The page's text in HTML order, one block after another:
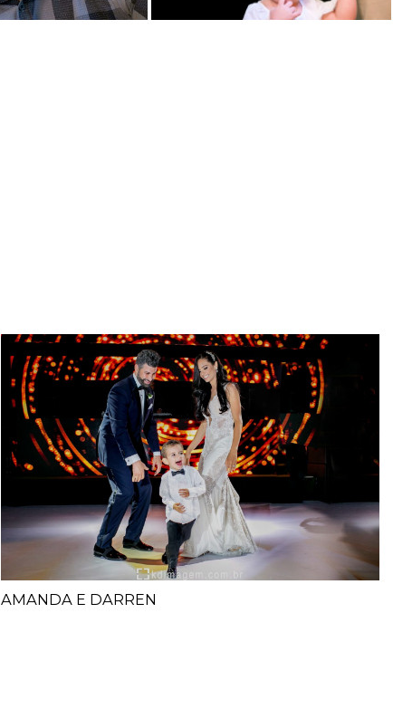
AMANDA E DARREN